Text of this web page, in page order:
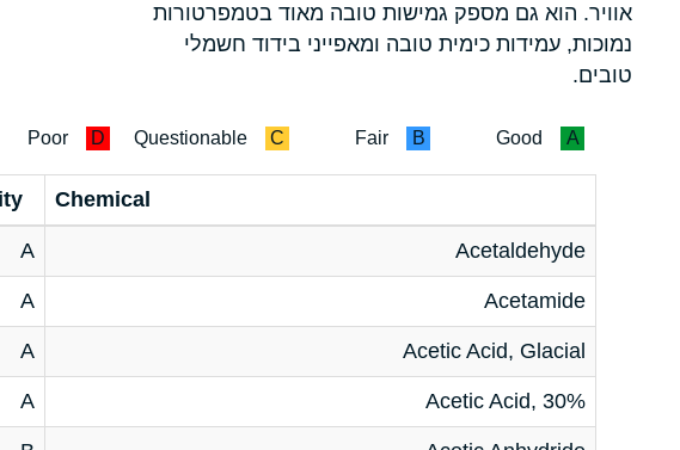
אוויר. הוא גם מספק גמישות טובה מאוד בטמפרטורות
נמוכות, עמידות כימית טובה ומאפייני בידוד חשמלי
טובים.
A
Good
B
Fair
C
Questionable
D
Poor
Chemical
Acetaldehyde
A
Acetamide
A
Acetic Acid, Glacial
A
Acetic Acid, 30%
A